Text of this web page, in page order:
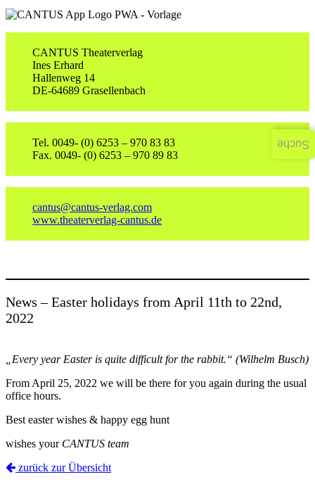
CANTUS Theaterverlag
Ines Erhard
Hallenweg 14
DE-64689 Grasellenbach
Tel. 0049- (0) 6253 – 970 83 83
Fax. 0049- (0) 6253 – 970 89 83
cantus@cantus-verlag.com
www.theaterverlag-cantus.de
News – Easter holidays from April 11th to 22nd,
2022
„Every year Easter is quite difficult for the rabbit.“ (Wilhelm Busch)
From April 25, 2022 we will be there for you again during the usual
office hours.
Best easter wishes & happy egg hunt
wishes your CANTUS team
zurück zur Übersicht
Suche